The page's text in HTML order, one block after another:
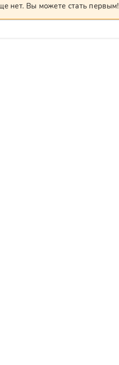
нет. Вы можете стать первым!